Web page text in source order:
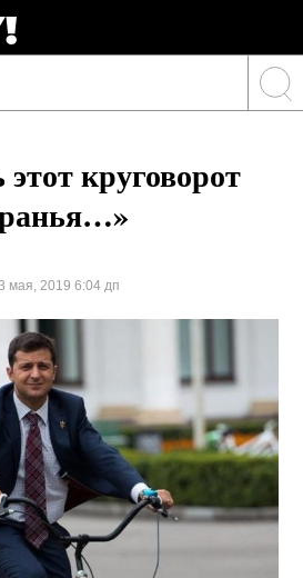
круговорот
мая, 2019 6:04 дп